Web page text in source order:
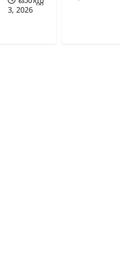
3, 2026